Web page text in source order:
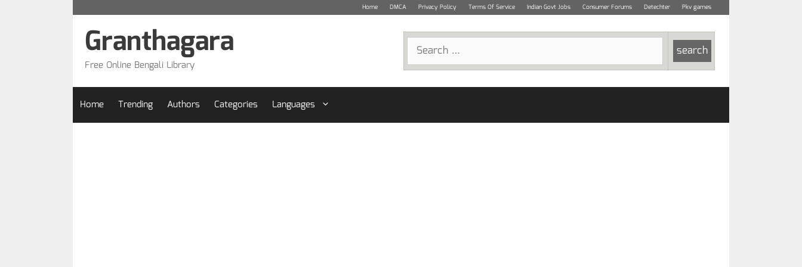
Home DMCA Privacy Policy Terms Of Service Indian Govt Jobs Consumer Forums Detechter Pkv games
Search
for:
Granthagara
Free Online Bengali Library
Home Trending Authors Categories Languages